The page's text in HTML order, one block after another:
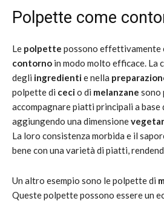
Polpette come
Le polpette possono effettivamente
contorno in modo molto efficace. La
degli ingredientie nella
polpette di cecio di melanzane sono
accompagnare piatti principali a base
aggiungendo una dimensione
La loro consistenza morbida e il
bene con una varietà di piatti,
Un altro esempio sono le polpette di
Queste polpette possono essere un